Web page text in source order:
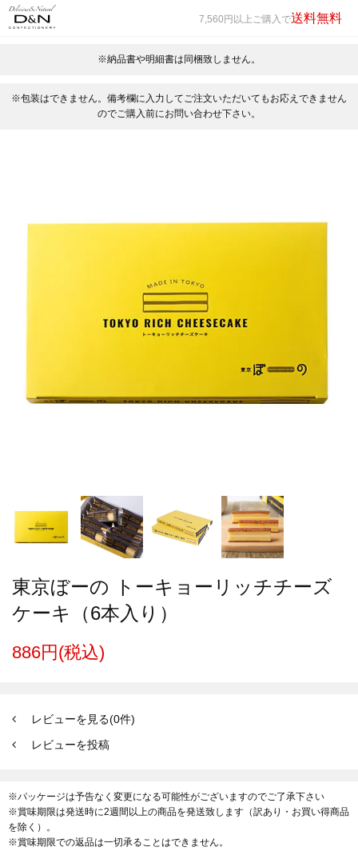
7,560円以上ご購入で送料無料
※納品書や明細書は同梱致しません。
※包装はできません。備考欄に入力してご注文いただいてもお応えできません
のでご購入前にお問い合わせ下さい。
東京ぼーの トーキョーリッチチーズ
ケーキ（6本入り）
886円(税込)
レビューを見る(0件)
レビューを投稿
※パッケージは予告なく変更になる可能性がございますのでご了承下さい
※賞味期限は発送時に2週間以上の商品を発送致します（訳あり・お買い得商品
を除く）。
※賞味期限での返品は一切承ることはできません。